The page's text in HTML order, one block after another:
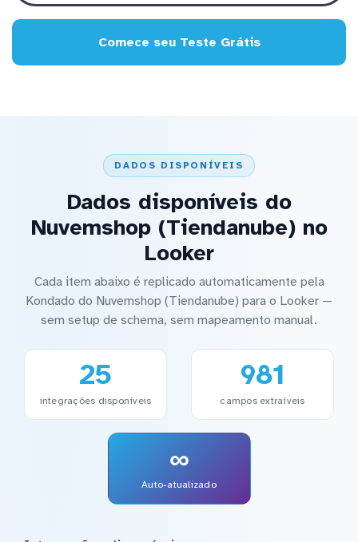
Comece seu Teste Grátis
DADOS DISPONÍVEIS
Dados disponíveis do
Nuvemshop (Tiendanube) no
Looker
Cada item abaixo é replicado automaticamente pela
Kondado do Nuvemshop (Tiendanube) para o Looker —
sem setup de schema, sem mapeamento manual.
25
integrações disponíveis
981
campos extraíveis
∞
Auto-atualizado